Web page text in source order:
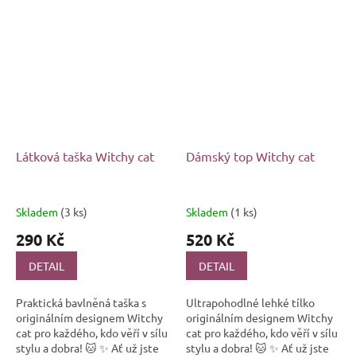
Látková taška Witchy cat
Skladem (3 ks)
290 Kč
DETAIL
Praktická bavlněná taška s
originálním designem Witchy
cat pro každého, kdo věří v sílu
stylu a dobra! 🐱 ✨ Ať už jste
Dámský top Witchy cat
Skladem (1 ks)
520 Kč
DETAIL
Ultrapohodlné lehké tílko
originálním designem Witchy
cat pro každého, kdo věří v sílu
stylu a dobra! 🐱 ✨ Ať už jste